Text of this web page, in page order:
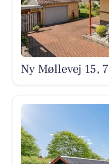
Ny Møllevej 15,